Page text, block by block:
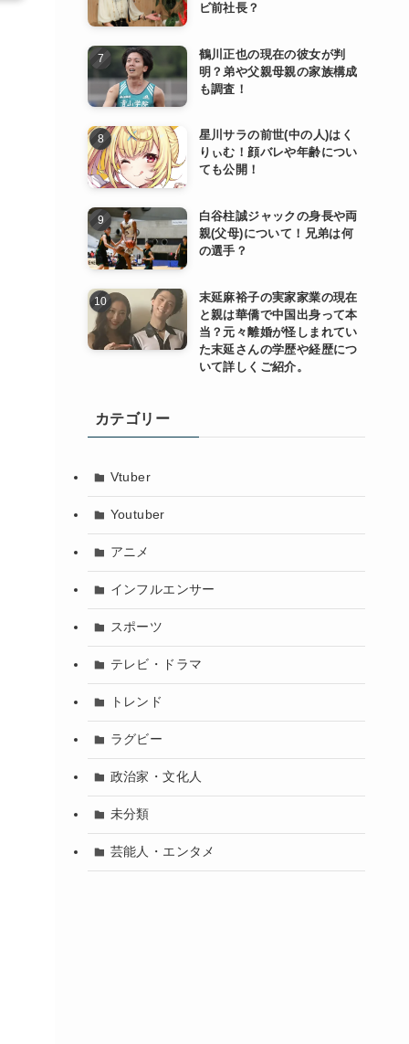
ビ前社長？
鶴川正也の現在の彼女が判
明？弟や父親母親の家族構成
も調査！
星川サラの前世(中の人)はく
りぃむ！顔バレや年齢につい
ても公開！
白谷柱誠ジャックの身長や両
親(父母)について！兄弟は何
の選手？
末延麻裕子の実家家業の現在
と親は華僑で中国出身って本
当？元々離婚が怪しまれてい
た末延さんの学歴や経歴につ
いて詳しくご紹介。
カテゴリー
Vtuber
Youtuber
アニメ
インフルエンサー
スポーツ
テレビ・ドラマ
トレンド
ラグビー
政治家・文化人
未分類
芸能人・エンタメ